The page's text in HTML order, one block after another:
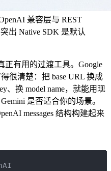
兼容层与 REST
出 Native SDK 是默认
正有用的过渡工具。Google
很清楚：把 base URL 换成
、换 model name，就能用现
是否适合你的场景。
messages 结构构建起来